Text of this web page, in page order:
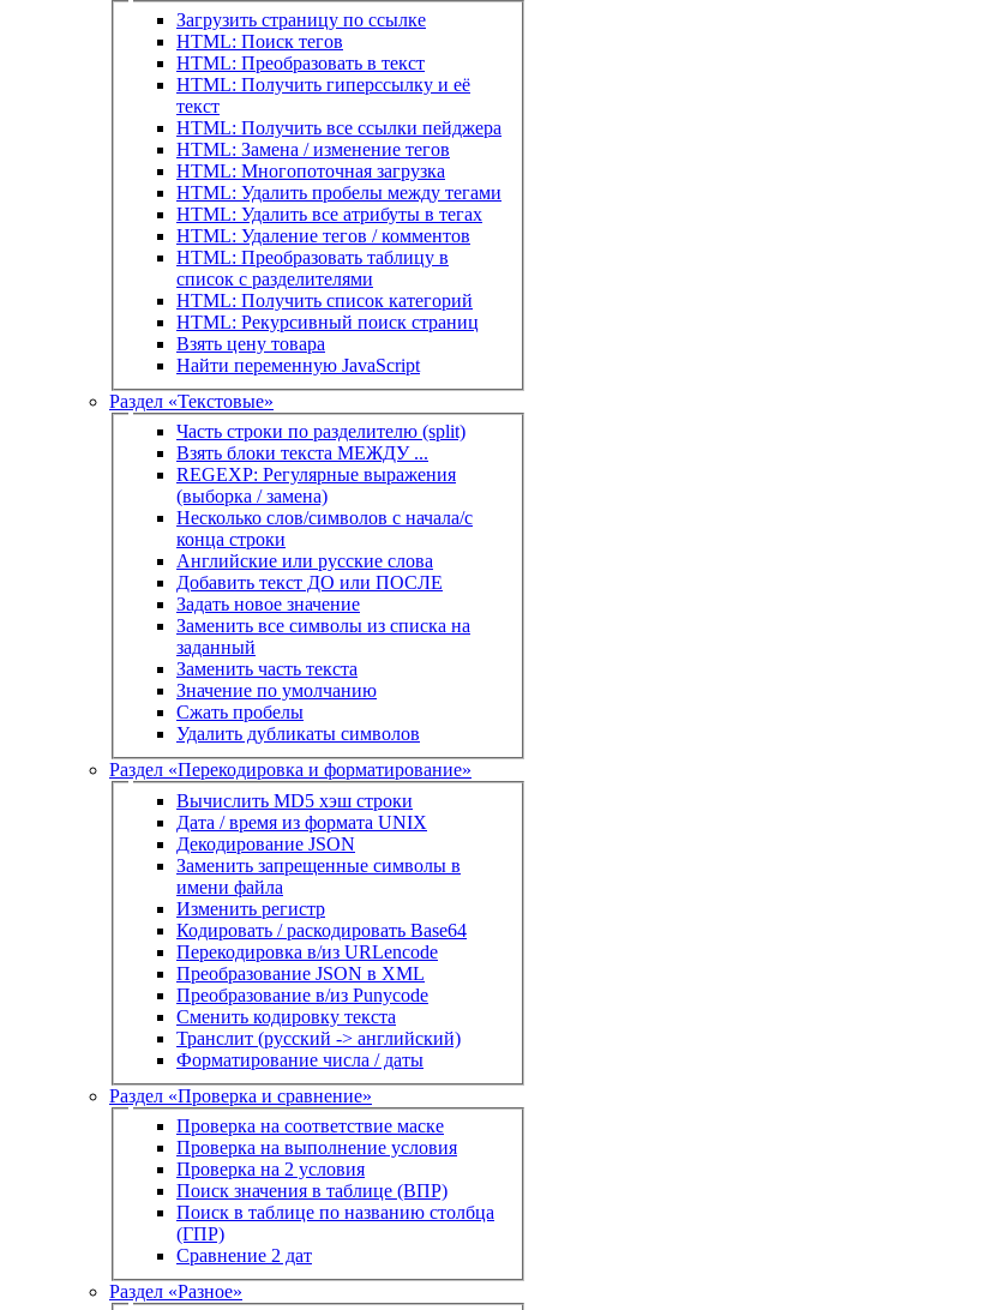
Загрузить страницу по ссылке
HTML: Поиск тегов
HTML: Преобразовать в текст
HTML: Получить гиперссылку и её
текст
HTML: Получить все ссылки пейджера
HTML: Замена / изменение тегов
HTML: Многопоточная загрузка
HTML: Удалить пробелы между тегами
HTML: Удалить все атрибуты в тегах
HTML: Удаление тегов / комментов
HTML: Преобразовать таблицу в
список с разделителями
HTML: Получить список категорий
HTML: Рекурсивный поиск страниц
Взять цену товара
Найти переменную JavaScript
Раздел «Текстовые»
Часть строки по разделителю (split)
Взять блоки текста МЕЖДУ ...
REGEXP: Регулярные выражения
(выборка / замена)
Несколько слов/символов с начала/с
конца строки
Английские или русские слова
Добавить текст ДО или ПОСЛЕ
Задать новое значение
Заменить все символы из списка на
заданный
Заменить часть текста
Значение по умолчанию
Сжать пробелы
Удалить дубликаты символов
Раздел «Перекодировка и форматирование»
Вычислить MD5 хэш строки
Дата / время из формата UNIX
Декодирование JSON
Заменить запрещенные символы в
имени файла
Изменить регистр
Кодировать / раскодировать Base64
Перекодировка в/из URLencode
Преобразование JSON в XML
Преобразование в/из Punycode
Сменить кодировку текста
Транслит (русский -> английский)
Форматирование числа / даты
Раздел «Проверка и сравнение»
Проверка на соответствие маске
Проверка на выполнение условия
Проверка на 2 условия
Поиск значения в таблице (ВПР)
Поиск в таблице по названию столбца
(ГПР)
Сравнение 2 дат
Раздел «Разное»